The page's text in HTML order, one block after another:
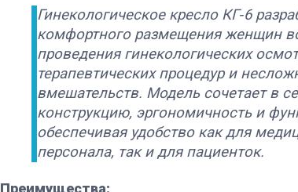
Гинекологическое кресло КГ‑6
комфортного размещения женщин
проведения гинекологических
терапевтических процедур и
вмешательств. Модель сочетает в
конструкцию, эргономичность и
обеспечивая удобство как для
персонала, так и для пациенток.
Преимущества: